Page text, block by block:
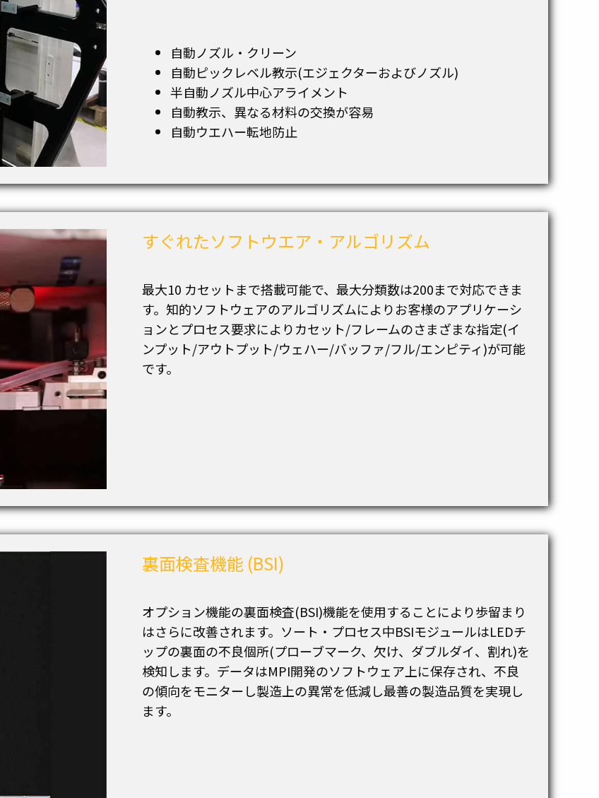
自動ノズル・クリーン
自動ピックレベル教示(エジェクターおよびノズル)
半自動ノズル中心アライメント
自動教示、異なる材料の交換が容易
自動ウエハー転地防止
すぐれたソフトウエア・アルゴリズム
最大10 カセットまで搭載可能で、最大分類数は200まで対応できま
す。知的ソフトウェアのアルゴリズムによりお客様のアプリケーシ
ョンとプロセス要求によりカセット/フレームのさまざまな指定(イ
ンプット/アウトプット/ウェハー/バッファ/フル/エンピティ)が可能
です。
裏面検査機能 (BSI)
オプション機能の裏面検査(BSI)機能を使用することにより歩留まり
はさらに改善されます。ソート・プロセス中BSIモジュールはLEDチ
ップの裏面の不良個所(プローブマーク、欠け、ダブルダイ、割れ)を
検知します。データはMPI開発のソフトウェア上に保存され、不良
の傾向をモニターし製造上の異常を低減し最善の製造品質を実現し
ます。